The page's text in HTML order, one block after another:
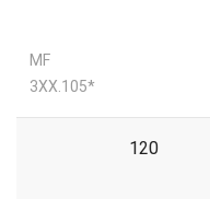
MF
3XX.105*
120